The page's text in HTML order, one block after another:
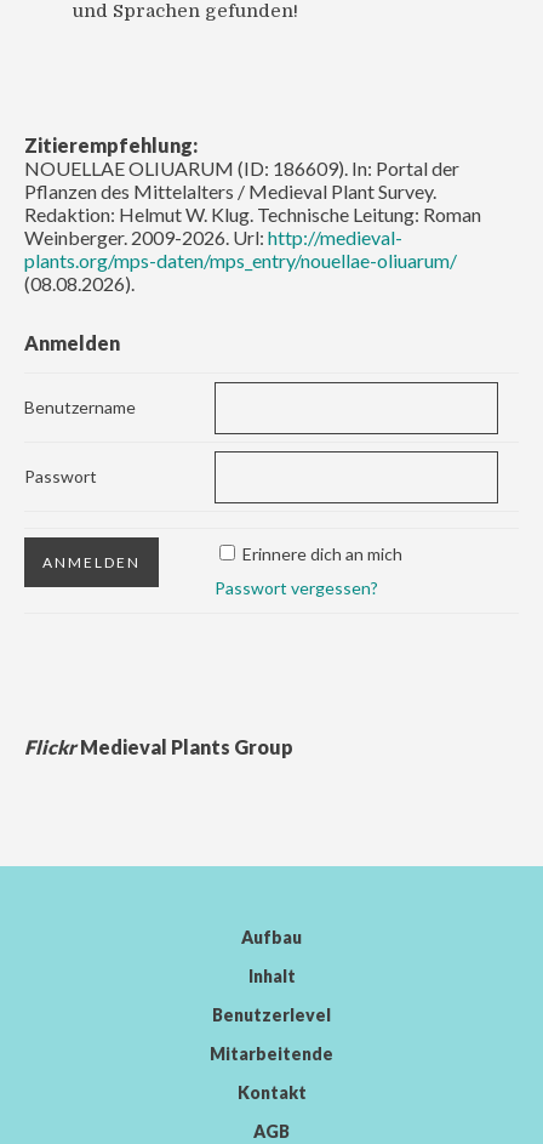
und Sprachen gefunden!
Zitierempfehlung:
NOUELLAE OLIUARUM (ID: 186609). In: Portal der
Pflanzen des Mittelalters / Medieval Plant Survey.
Redaktion: Helmut W. Klug. Technische Leitung: Roman
Weinberger. 2009-2026. Url: http://medieval-
plants.org/mps-daten/mps_entry/nouellae-oliuarum/
(08.08.2026).
Anmelden
Benutzername
Passwort
Erinnere dich an mich
Passwort vergessen?
FlickrMedieval Plants Group
Aufbau
Inhalt
Benutzerlevel
Mitarbeitende
Kontakt
AGB